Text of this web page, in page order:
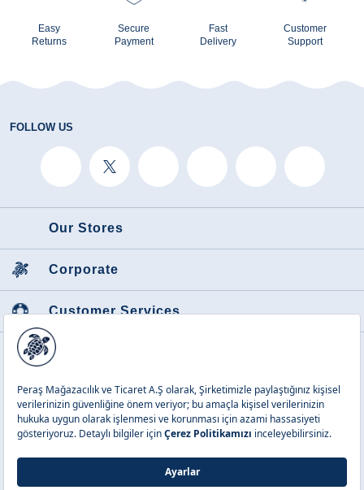
Easy
Returns
Secure
Payment
Fast
Delivery
Customer
Support
FOLLOW US
Our Stores
Corporate
Customer Services
Featured Categories